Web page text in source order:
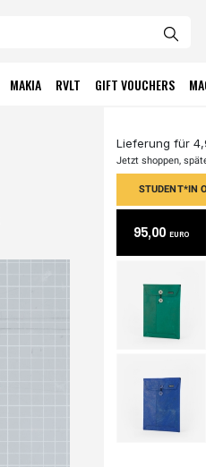
MAKIA RVLT GIFT VOUCHERS
STUDENT*IN
Lieferung für
Jetzt shoppen,
95,00 EURO